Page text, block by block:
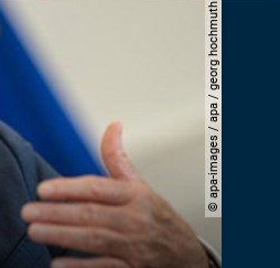
© apa-images / apa / georg hochmuth